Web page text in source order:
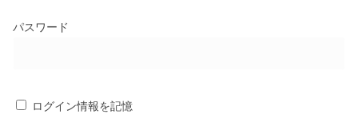
パスワード
ログイン情報を記憶